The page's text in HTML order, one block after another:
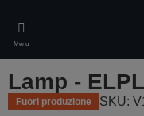
main
content
Menu
Lamp -
Fuori produzione SKU: